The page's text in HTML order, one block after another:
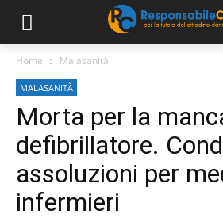
Home Malasanità
MALASANITÀ
Morta per la
defibrillatore.
assoluzioni per
infermieri